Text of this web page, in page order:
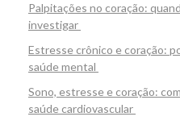
Palpitações no coração:
investigar
Estresse crônico e coração:
saúde mental
Sono, estresse e coração:
saúde cardiovascular